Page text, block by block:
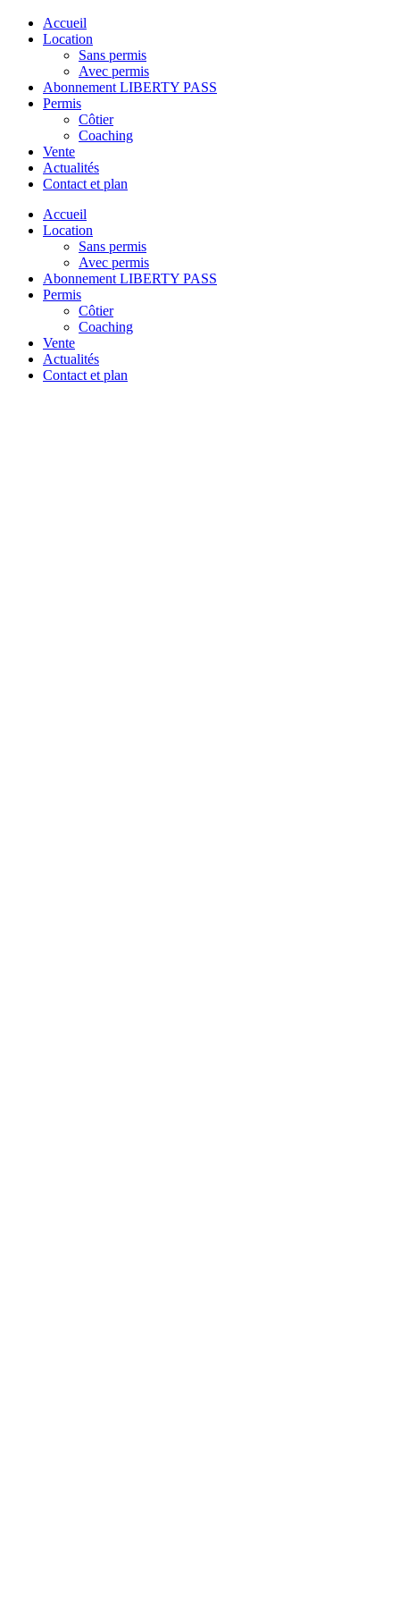
Accueil
Location
Sans permis
Avec permis
Abonnement LIBERTY PASS
Permis
Côtier
Coaching
Vente
Actualités
Contact et plan
Accueil
Location
Sans permis
Avec permis
Abonnement LIBERTY PASS
Permis
Côtier
Coaching
Vente
Actualités
Contact et plan